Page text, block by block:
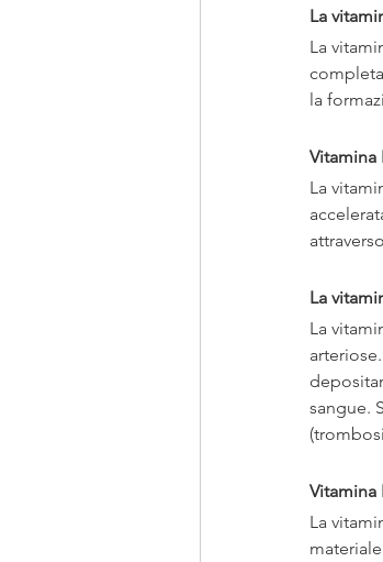
La
La
la
Vitamina
La
La
La
sangue.
Vitamina
La